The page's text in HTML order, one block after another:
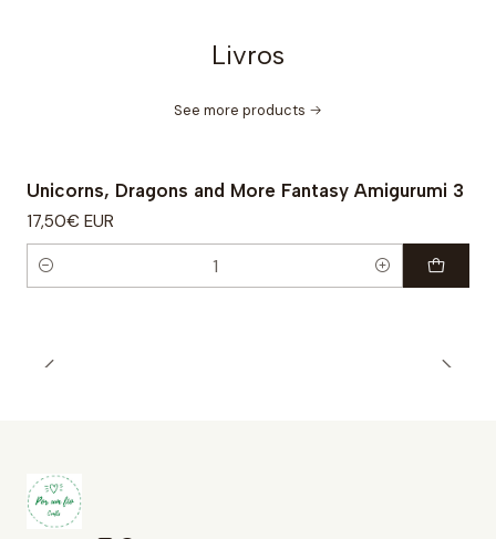
Livros
See more products
Unicorns, Dragons and More Fantasy Amigurumi 3
17,50€ EUR
Quantity